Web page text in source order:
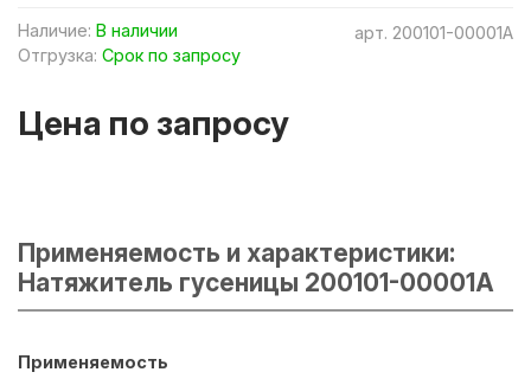
арт. 200101-00001A
Наличие: В наличии
Отгрузка: Срок по запросу
Цена по запросу
Применяемость и характеристики:
Натяжитель гусеницы 200101-00001A
Применяемость